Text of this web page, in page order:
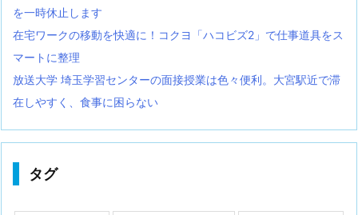
を一時休止します
在宅ワークの移動を快適に！コクヨ「ハコビズ2」で仕事道具をス
マートに整理
放送大学 埼玉学習センターの面接授業は色々便利。大宮駅近で滞
在しやすく、食事に困らない
タグ